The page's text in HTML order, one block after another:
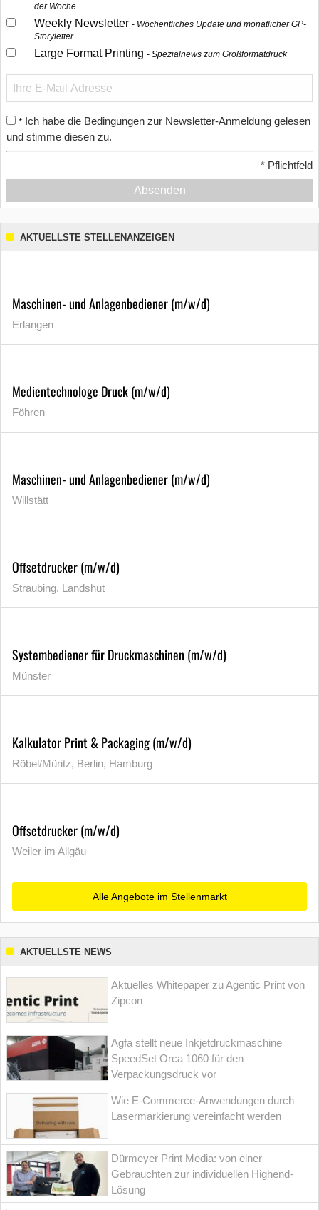
der Woche
Weekly Newsletter
Wöchentliches Update und monatlicher GP-
Storyletter
Large Format Printing Spezialnews zum Großformatdruck
* Ich habe die Bedingungen zur Newsletter-Anmeldung gelesen
und stimme diesen zu.
* Pflichtfeld
Absenden
AKTUELLSTE STELLENANZEIGEN
Maschinen- und Anlagenbediener (m/w/d)
Erlangen
Medientechnologe Druck (m/w/d)
Föhren
Maschinen- und Anlagenbediener (m/w/d)
Willstätt
Offsetdrucker (m/w/d)
Straubing, Landshut
Systembediener für Druckmaschinen (m/w/d)
Münster
Kalkulator Print & Packaging (m/w/d)
Röbel/Müritz, Berlin, Hamburg
Offsetdrucker (m/w/d)
Weiler im Allgäu
Alle Angebote im Stellenmarkt
AKTUELLSTE NEWS
Aktuelles Whitepaper zu Agentic Print von
Zipcon
Agfa stellt neue Inkjetdruckmaschine
SpeedSet Orca 1060 für den
Verpackungsdruck vor
Wie E-Commerce-Anwendungen durch
Lasermarkierung vereinfacht werden
Dürmeyer Print Media: von einer
Gebrauchten zur individuellen Highend-
Lösung